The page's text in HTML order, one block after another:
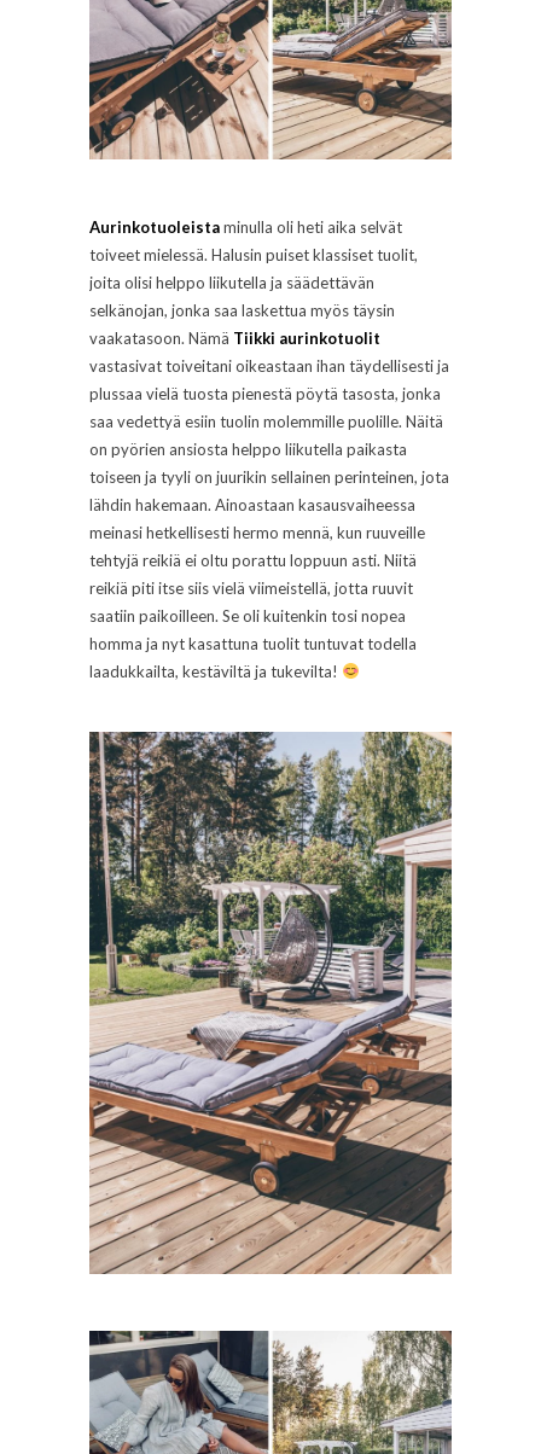
Aurinkotuoleistaminulla oli heti aika selvät
toiveet mielessä. Halusin puiset klassiset tuolit,
joita olisi helppo liikutella ja säädettävän
selkänojan, jonka saa laskettua myös täysin
vaakatasoon. Nämä Tiikki aurinkotuolit
vastasivat toiveitani oikeastaan ihan täydellisesti ja
plussaa vielä tuosta pienestä pöytä tasosta, jonka
saa vedettyä esiin tuolin molemmille puolille. Näitä
on pyörien ansiosta helppo liikutella paikasta
toiseen ja tyyli on juurikin sellainen perinteinen, jota
lähdin hakemaan. Ainoastaan kasausvaiheessa
meinasi hetkellisesti hermo mennä, kun ruuveille
tehtyjä reikiä ei oltu porattu loppuun asti. Niitä
reikiä piti itse siis vielä viimeistellä, jotta ruuvit
saatiin paikoilleen. Se oli kuitenkin tosi nopea
homma ja nyt kasattuna tuolit tuntuvat todella
laadukkailta, kestäviltä ja tukevilta!